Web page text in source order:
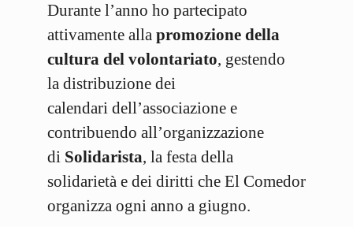
Durante l’anno ho partecipato
attivamente alla promozione della
cultura del volontariato, gestendo
la distribuzione dei
calendari dell’associazione e
contribuendo all’organizzazione
di Solidarista, la festa della
solidarietà e dei diritti che El Comedor
organizza ogni anno a giugno.